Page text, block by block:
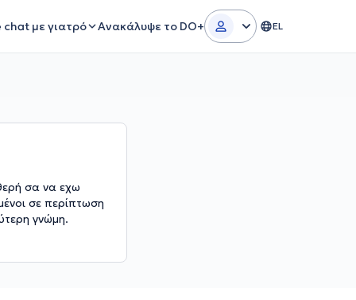
chat με γιατρό Ανακάλυψε το DO+ EL
σα να εχω
σε περίπτωση
γνώμη.